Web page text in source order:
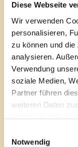
Diese Webseite
Wir verwenden
personalisieren,
zu können und
analysieren.
Verwendung
soziale Medien,
Partner führen
weiteren Daten
haben oder die
Notwendig
A-6820 Frastanz,
Lageplan
T 0043 5522 51534-0
F 0043 5522
E-Mail an das
Schnellzugriff